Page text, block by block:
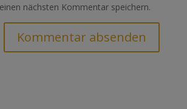
nächsten Kommentar speichern.